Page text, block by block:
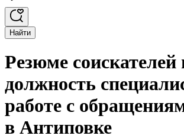
Найти
Резюме соискателей
должность
работе с
в Антиповке